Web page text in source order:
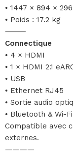
• 1447 × 894 ×
• Poids : 17.2 kg
⸻
Connectique
• 4 × HDMI
• 1 × HDMI 2.1
• USB
• Ethernet RJ45
• Sortie audio
• Bluetooth & Wi-
Compatible avec
externes.
————